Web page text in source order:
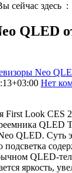
сейчас здесь :
QLED
Neo
Нет
First Look CES
QLED
QLED. Суть
подсветка
QLED-
яркость,